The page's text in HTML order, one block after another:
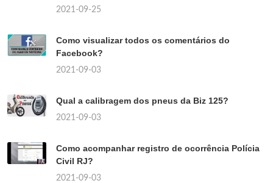
2021-09-25
Como visualizar todos os comentários do
Facebook?
2021-09-03
Qual a calibragem dos pneus da Biz 125?
2021-09-03
Como acompanhar registro de ocorrência Polícia
Civil RJ?
2021-09-03